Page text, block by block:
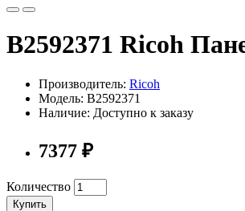
B2592371 Ricoh
Производитель: Ricoh
Модель: B2592371
Наличие: Доступно к заказу
7377 ₽
Количество
Купить